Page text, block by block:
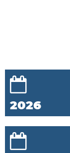
2026